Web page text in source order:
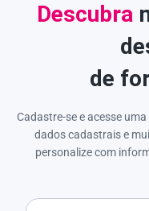
Descubra
de
Cadastre-se e acesse
dados cadastrais e
personalize com